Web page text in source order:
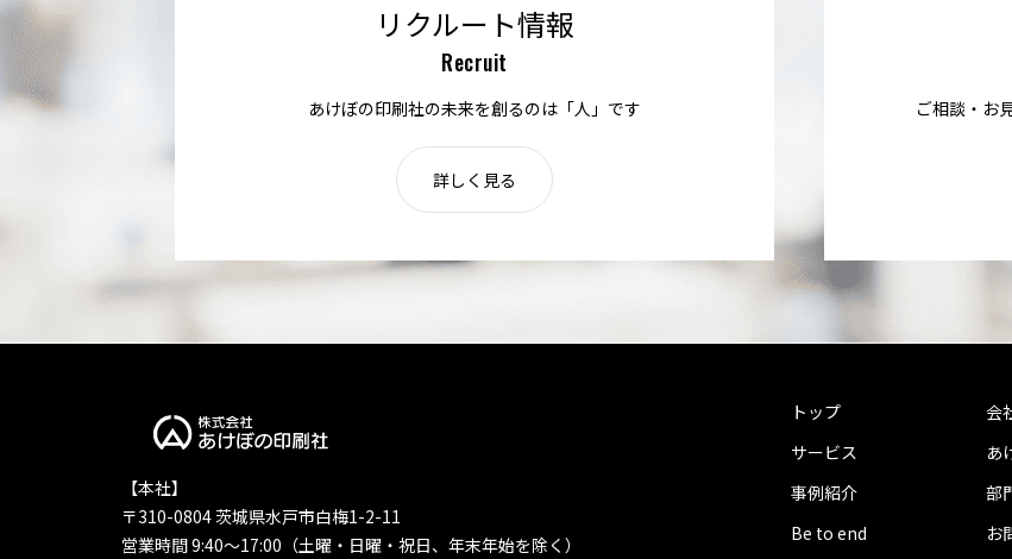
リクルート情報
Recruit
あけぼの印刷社の未来を創るのは「人」です
詳しく見る
ご相談・お
【本社】
〒310-0804 茨城県水戸市白梅1-2-11
営業時間 9:40〜17:00（土曜・日曜・祝日、年末年始を除く）
トップ
サービス
事例紹介
Be to end
会
あ
部
お